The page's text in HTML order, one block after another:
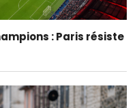
: Paris résiste